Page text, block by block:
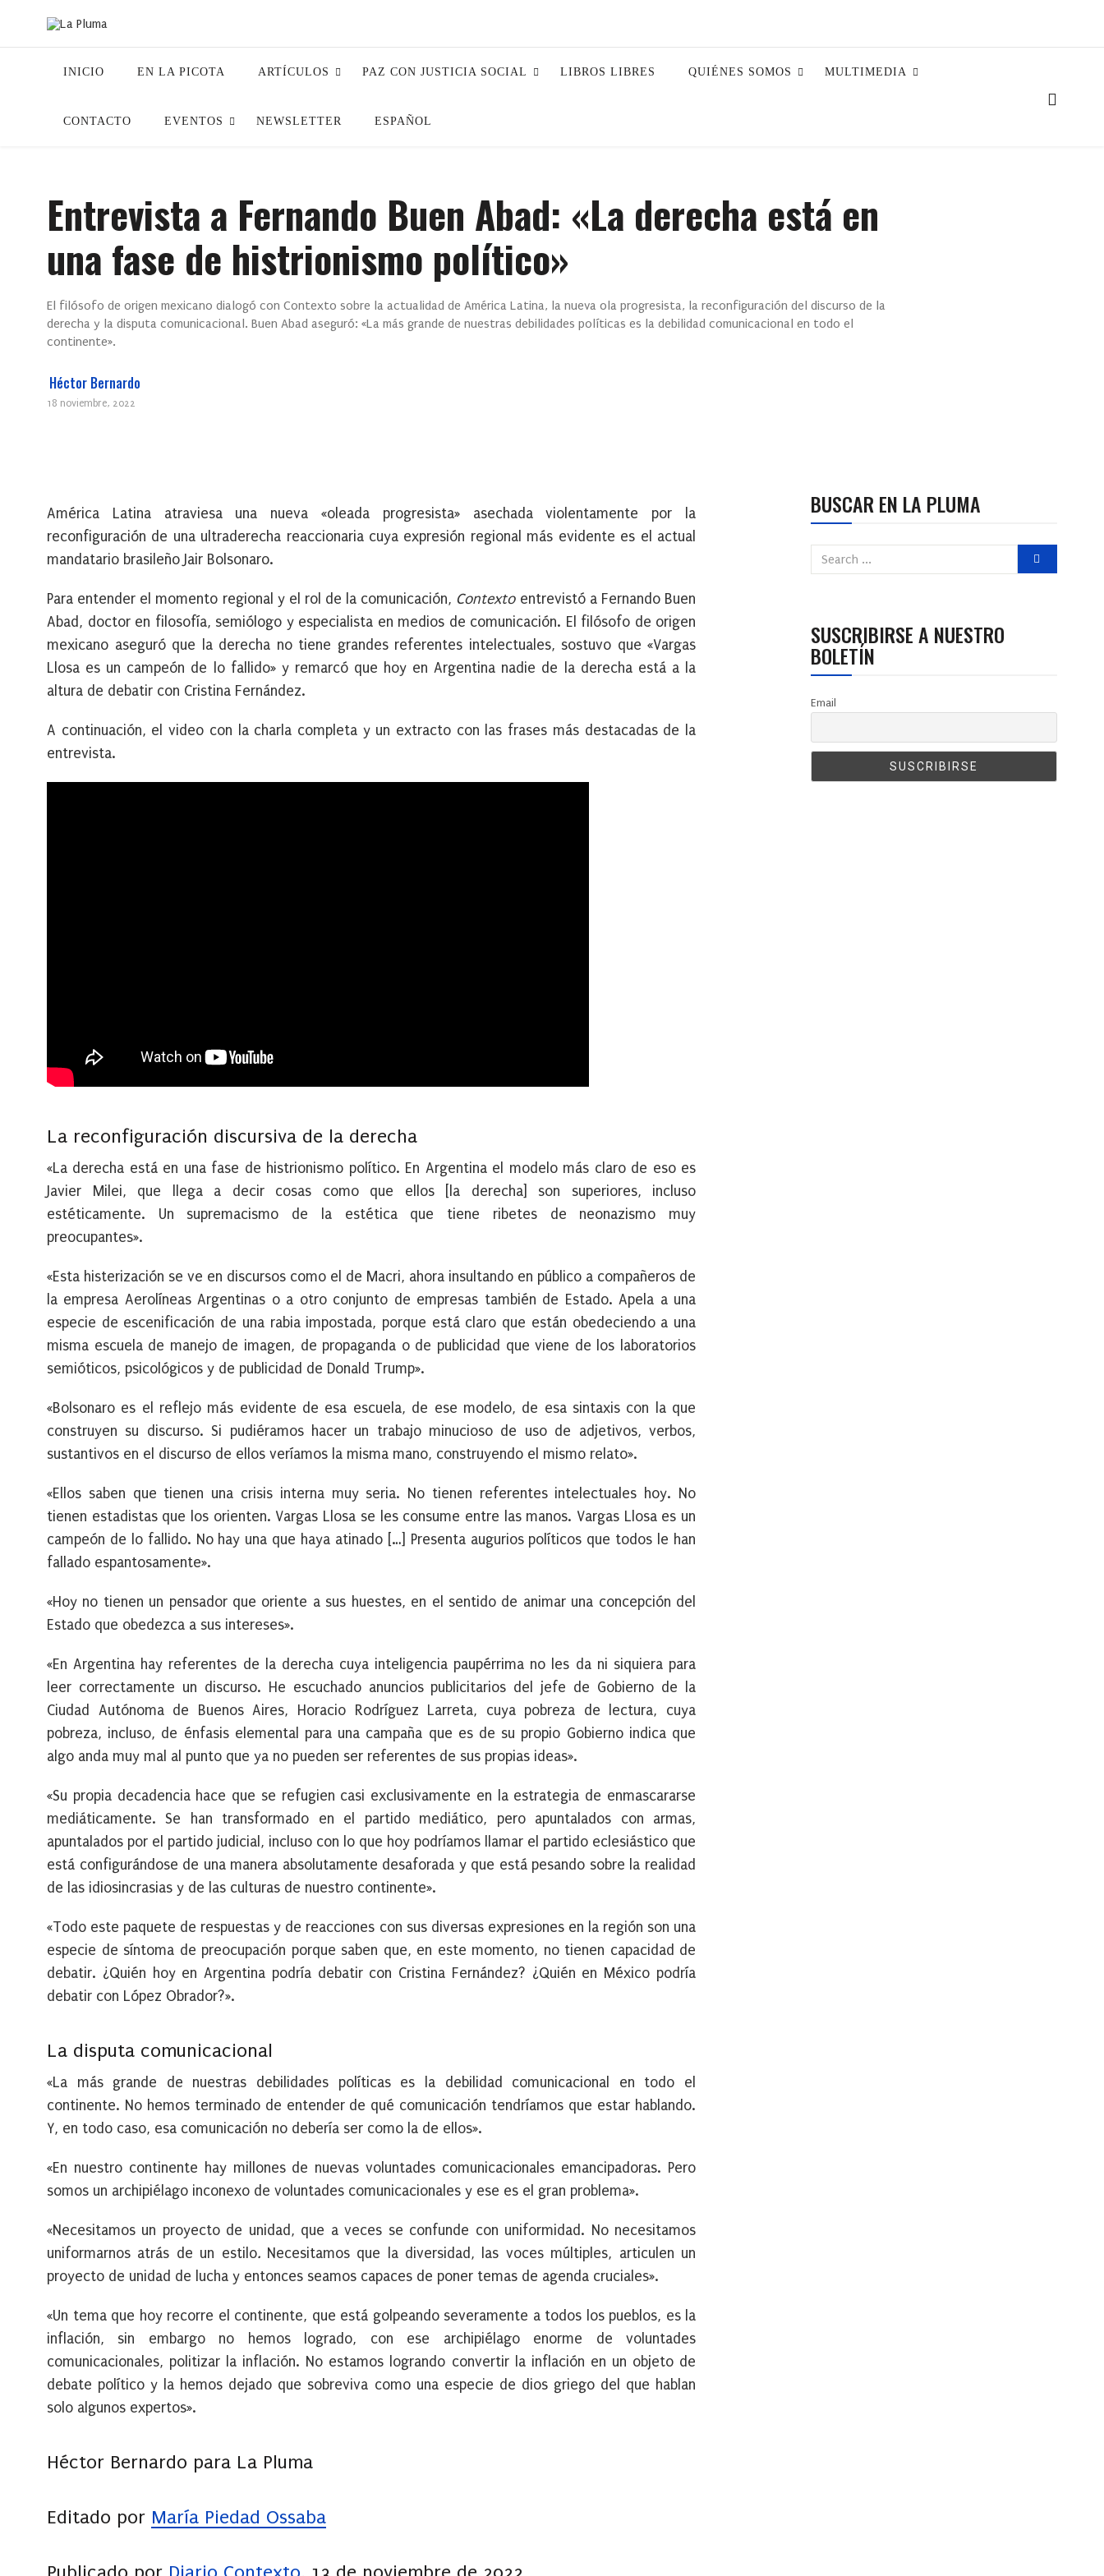
INICIO EN LA PICOTA ARTÍCULOS PAZ CON JUSTICIA SOCIAL LIBROS LIBRES QUIÉNES SOMOS MULTIMEDIA
CONTACTO EVENTOS NEWSLETTER ESPAÑOL
Entrevista a Fernando Buen Abad: «La derecha está en
una fase de histrionismo político»
El filósofo de origen mexicano dialogó con Contexto sobre la actualidad de América Latina, la nueva ola progresista, la reconfiguración del discurso de la
derecha y la disputa comunicacional. Buen Abad aseguró: «La más grande de nuestras debilidades políticas es la debilidad comunicacional en todo el
continente».
Héctor Bernardo
18 noviembre, 2022
América Latina atraviesa una nueva «oleada progresista» asechada violentamente por la
reconfiguración de una ultraderecha reaccionaria cuya expresión regional más evidente es el actual
mandatario brasileño Jair Bolsonaro.
Para entender el momento regional y el rol de la comunicación, Contextoentrevistó a Fernando Buen
Abad, doctor en filosofía, semiólogo y especialista en medios de comunicación. El filósofo de origen
mexicano aseguró que la derecha no tiene grandes referentes intelectuales, sostuvo que «Vargas
Llosa es un campeón de lo fallido» y remarcó que hoy en Argentina nadie de la derecha está a la
altura de debatir con Cristina Fernández.
A continuación, el video con la charla completa y un extracto con las frases más destacadas de la
entrevista.
La reconfiguración discursiva de la derecha
«La derecha está en una fase de histrionismo político. En Argentina el modelo más claro de eso es
Javier Milei, que llega a decir cosas como que ellos [la derecha] son superiores, incluso
estéticamente. Un supremacismo de la estética que tiene ribetes de neonazismo muy
preocupantes».
«Esta histerización se ve en discursos como el de Macri, ahora insultando en público a compañeros de
la empresa Aerolíneas Argentinas o a otro conjunto de empresas también de Estado. Apela a una
especie de escenificación de una rabia impostada, porque está claro que están obedeciendo a una
misma escuela de manejo de imagen, de propaganda o de publicidad que viene de los laboratorios
semióticos, psicológicos y de publicidad de Donald Trump».
«Bolsonaro es el reflejo más evidente de esa escuela, de ese modelo, de esa sintaxis con la que
construyen su discurso. Si pudiéramos hacer un trabajo minucioso de uso de adjetivos, verbos,
sustantivos en el discurso de ellos veríamos la misma mano, construyendo el mismo relato».
«Ellos saben que tienen una crisis interna muy seria. No tienen referentes intelectuales hoy. No
tienen estadistas que los orienten. Vargas Llosa se les consume entre las manos. Vargas Llosa es un
campeón de lo fallido. No hay una que haya atinado […] Presenta augurios políticos que todos le han
fallado espantosamente».
«Hoy no tienen un pensador que oriente a sus huestes, en el sentido de animar una concepción del
Estado que obedezca a sus intereses».
«En Argentina hay referentes de la derecha cuya inteligencia paupérrima no les da ni siquiera para
leer correctamente un discurso. He escuchado anuncios publicitarios del jefe de Gobierno de la
Ciudad Autónoma de Buenos Aires, Horacio Rodríguez Larreta, cuya pobreza de lectura, cuya
pobreza, incluso, de énfasis elemental para una campaña que es de su propio Gobierno indica que
algo anda muy mal al punto que ya no pueden ser referentes de sus propias ideas».
«Su propia decadencia hace que se refugien casi exclusivamente en la estrategia de enmascararse
mediáticamente. Se han transformado en el partido mediático, pero apuntalados con armas,
apuntalados por el partido judicial, incluso con lo que hoy podríamos llamar el partido eclesiástico que
está configurándose de una manera absolutamente desaforada y que está pesando sobre la realidad
de las idiosincrasias y de las culturas de nuestro continente».
«Todo este paquete de respuestas y de reacciones con sus diversas expresiones en la región son una
especie de síntoma de preocupación porque saben que, en este momento, no tienen capacidad de
debatir. ¿Quién hoy en Argentina podría debatir con Cristina Fernández? ¿Quién en México podría
debatir con López Obrador?».
La disputa comunicacional
«La más grande de nuestras debilidades políticas es la debilidad comunicacional en todo el
continente. No hemos terminado de entender de qué comunicación tendríamos que estar hablando.
Y, en todo caso, esa comunicación no debería ser como la de ellos».
«En nuestro continente hay millones de nuevas voluntades comunicacionales emancipadoras. Pero
somos un archipiélago inconexo de voluntades comunicacionales y ese es el gran problema».
«Necesitamos un proyecto de unidad, que a veces se confunde con uniformidad. No necesitamos
uniformarnos atrás de un estilo. Necesitamos que la diversidad, las voces múltiples, articulen un
proyecto de unidad de lucha y entonces seamos capaces de poner temas de agenda cruciales».
«Un tema que hoy recorre el continente, que está golpeando severamente a todos los pueblos, es la
inflación, sin embargo no hemos logrado, con ese archipiélago enorme de voluntades
comunicacionales, politizar la inflación. No estamos logrando convertir la inflación en un objeto de
debate político y la hemos dejado que sobreviva como una especie de dios griego del que hablan
solo algunos expertos».
Héctor Bernardo para La Pluma
Editado por María Piedad Ossaba
BUSCAR EN LA PLUMA
SUSCRIBIRSE A NUESTRO
BOLETÍN
Email